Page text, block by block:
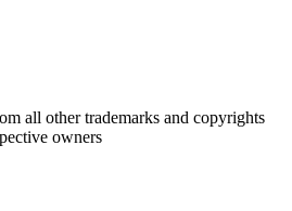
all other trademarks and copyrights
owners